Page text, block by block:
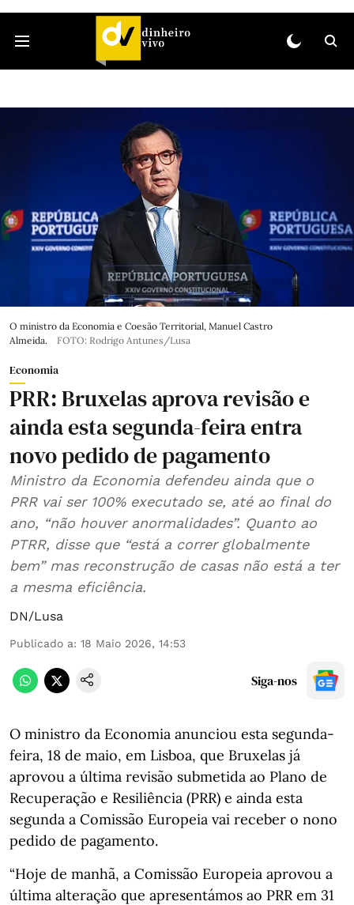
O ministro da Economia e Coesão Territorial, Manuel Castro
Almeida.
FOTO: Rodrigo Antunes/Lusa
Economia
PRR: Bruxelas aprova revisão e
ainda esta segunda-feira entra
novo pedido de pagamento
Ministro da Economia defendeu ainda que o
PRR vai ser 100% executado se, até ao final do
ano, “não houver anormalidades”. Quanto ao
PTRR, disse que “está a correr globalmente
bem” mas reconstrução de casas não está a ter
a mesma eficiência.
DN/Lusa
Publicado a: 18 Maio 2026, 14:53
Siga-nos
O ministro da Economia anunciou esta segunda-
feira, 18 de maio, em Lisboa, que Bruxelas já
aprovou a última revisão submetida ao Plano de
Recuperação e Resiliência (PRR) e ainda esta
segunda a Comissão Europeia vai receber o nono
pedido de pagamento.
“Hoje de manhã, a Comissão Europeia aprovou a
última alteração que apresentámos ao PRR em 31